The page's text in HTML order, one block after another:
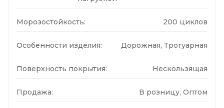
Морозостойкость: 200 циклов
Особенности изделия: Дорожная, Тротуарная
Поверхность покрытия: Нескользящая
Продажа: В розницу, Оптом